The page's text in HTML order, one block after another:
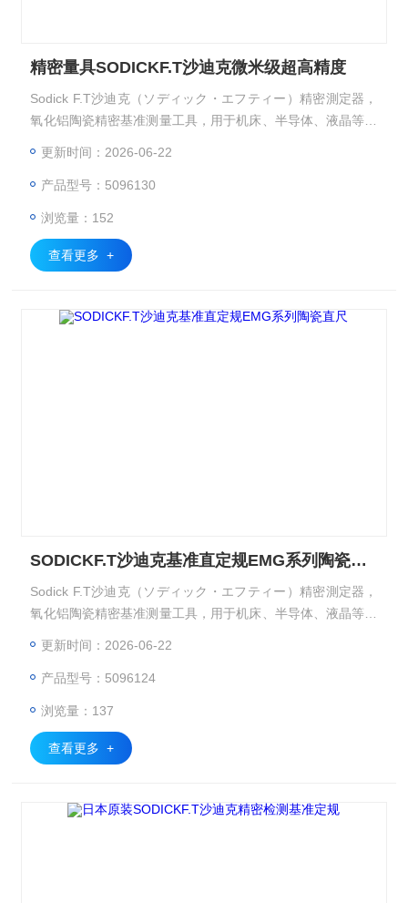
精密量具SODICKF.T沙迪克微米级超高精度
Sodick F.T沙迪克（ソディック・エフティー）精密測定器，
氧化铝陶瓷精密基准测量工具，用于机床、半导体、液晶等超
瓷精密定盘做检测基准，避免静电与粉尘。 计量室校准：用
更新时间：2026-06-22
产品型号：5096130
浏览量：152
查看更多 +
SODICKF.T沙迪克基准直定规EMG系列陶瓷直尺
Sodick F.T沙迪克（ソディック・エフティー）精密測定器，
氧化铝陶瓷精密基准测量工具，用于机床、半导体、液晶等超
瓷精密定盘做检测基准，避免静电与粉尘。 计量室校准：用
更新时间：2026-06-22
产品型号：5096124
浏览量：137
查看更多 +